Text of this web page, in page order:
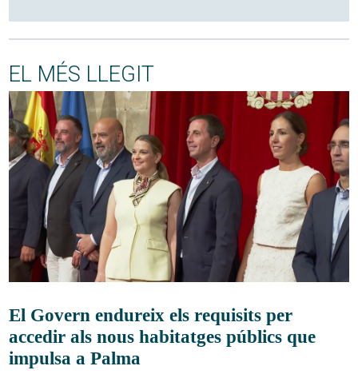
EL MÉS LLEGIT
El Govern endureix els requisits per
accedir als nous habitatges públics que
impulsa a Palma